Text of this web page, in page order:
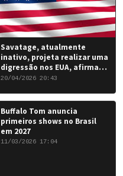
Savatage, atualmente
inativo, projeta realizar uma
digressão nos EUA, afirma
Chris Caffery
20/04/2026 20:43
Buffalo Tom anuncia
primeiros shows no Brasil
em 2027
11/03/2026 17:04